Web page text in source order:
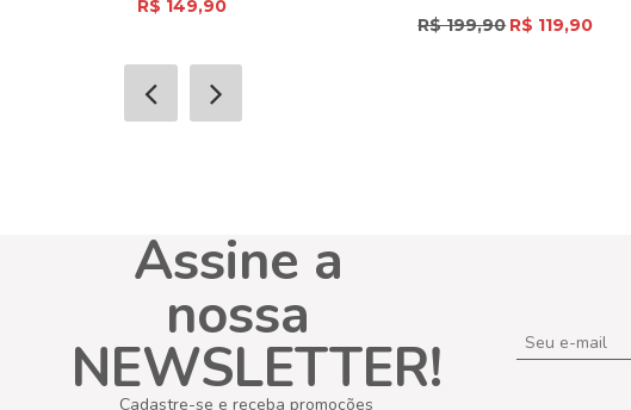
R$ 149,90
COMPRAR
R$ 199,90 R$ 119,90
Assine a
nossa
NEWSLETTER!
Cadastre-se e receba promoções